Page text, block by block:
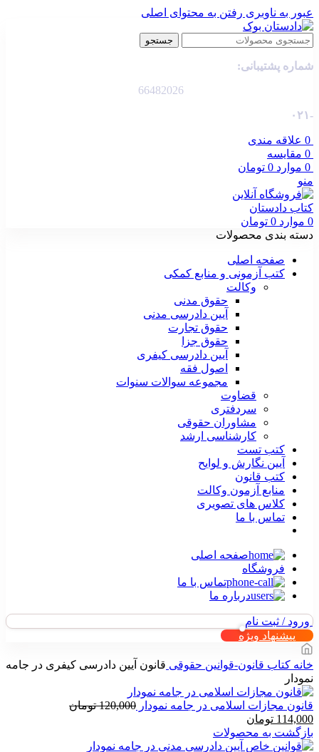
عبور به ناوبری رفتن به محتوای اصلی
جستجو
شماره پشتیبانی:
66482026
-۰۲۱
0 علاقه مندی
0 مقایسه
0 موارد 0 تومان
منو
0 موارد 0 تومان
دسته بندی محصولات
صفحه اصلی
کتب آزمونی و منابع کمکی
وکالت
حقوق مدنی
آیین دادرسی مدنی
حقوق تجارت
حقوق جزا
آیین دادرسی کیفری
اصول فقه
مجموعه سوالات سنوات
قضاوت
سردفتری
مشاوران حقوقی
کارشناسی ارشد
کتب تست
آیین نگارش و لوایح
کتب قانون
منابع آزمون وکالت
کلاس های تصویری
تماس با ما
صفحه اصلی
فروشگاه
تماس با ما
درباره ما
ورود / ثبت نام
پیشنهاد ویژه
خانه کتاب قانون-قوانین حقوقی قانون آیین دادرسی کیفری در جامه
نمودار
قانون مجازات اسلامی در جامه نمودار 120,000 تومان
قیمت
اصلی
120,000 تومان
114,000 تومان
فعلی
114,000 تومان
بازگشت به محصولات